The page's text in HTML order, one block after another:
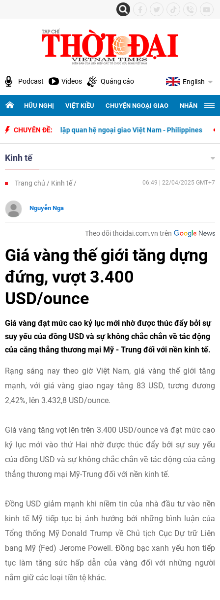
Podcast Videos Quảng cáo English
HỮU NGHỊ VIỆT KIỀU CHUYỆN NGOẠI GIAO NHÂN
CHUYÊN ĐỀ:
thiết lập quan hệ ngoại giao Việt Nam - Philippines 500
Kinh tế
Trang chủ Kinh tế 06:49 | 22/04/2025 GMT+7
Nguyễn Nga
Theo dõi thoidai.com.vn trên
Giá vàng thế giới tăng dựng
đứng, vượt 3.400
USD/ounce
Giá vàng đạt mức cao kỷ lục mới nhờ được thúc đẩy bởi sự
suy yếu của đồng USD và sự không chắc chắn về tác động
của căng thẳng thương mại Mỹ - Trung đối với nền kinh tế.
Rạng sáng nay theo giờ Việt Nam, giá vàng thế giới tăng
mạnh, với giá vàng giao ngay tăng 83 USD, tương đương
2,42%, lên 3.432,8 USD/ounce.
Giá vàng tăng vọt lên trên 3.400 USD/ounce và đạt mức cao
kỷ lục mới vào thứ Hai nhờ được thúc đẩy bởi sự suy yếu
của đồng USD và sự không chắc chắn về tác động của căng
thẳng thương mại Mỹ-Trung đối với nền kinh tế.
Đồng USD giảm mạnh khi niềm tin của nhà đầu tư vào nền
kinh tế Mỹ tiếp tục bị ảnh hưởng bởi những bình luận của
Tổng thống Mỹ Donald Trump về Chủ tịch Cục Dự trữ Liên
bang Mỹ (Fed) Jerome Powell. Đồng bạc xanh yếu hơn tiếp
tục làm tăng sức hấp dẫn của vàng đối với những người
nắm giữ các loại tiền tệ khác.